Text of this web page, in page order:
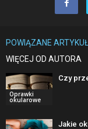
POWIĄZANE
WIĘCEJ OD AUTORA
Oprawki
okularowe
Czy
Jakie